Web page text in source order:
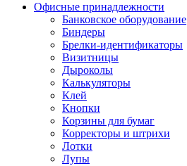
Офисные принадлежности
Банковское оборудование
Биндеры
Брелки-идентификаторы
Визитницы
Дыроколы
Калькуляторы
Клей
Кнопки
Корзины для бумаг
Корректоры и штрихи
Лотки
Лупы